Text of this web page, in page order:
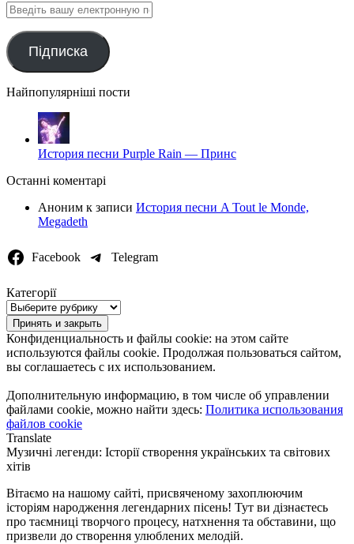
Введіть
вашу
електронную
поштуПідписка
Найпопулярніші пости
История песни Purple Rain — Принс
Останні коментарі
Аноним к записи История песни A Tout le Monde,
Megadeth
Facebook Telegram
Категорії
Категорії
Конфиденциальность и файлы cookie: на этом сайте
используются файлы cookie. Продолжая пользоваться сайтом,
вы соглашаетесь с их использованием.
Дополнительную информацию, в том числе об управлении
файлами cookie, можно найти здесь: Политика использования
файлов cookie
Translate
Музичні легенди: Історії створення українських та світових
хітів
Вітаємо на нашому сайті, присвяченому захоплюючим
історіям народження легендарних пісень! Тут ви дізнаєтесь
про таємниці творчого процесу, натхнення та обставини, що
призвели до створення улюблених мелодій.